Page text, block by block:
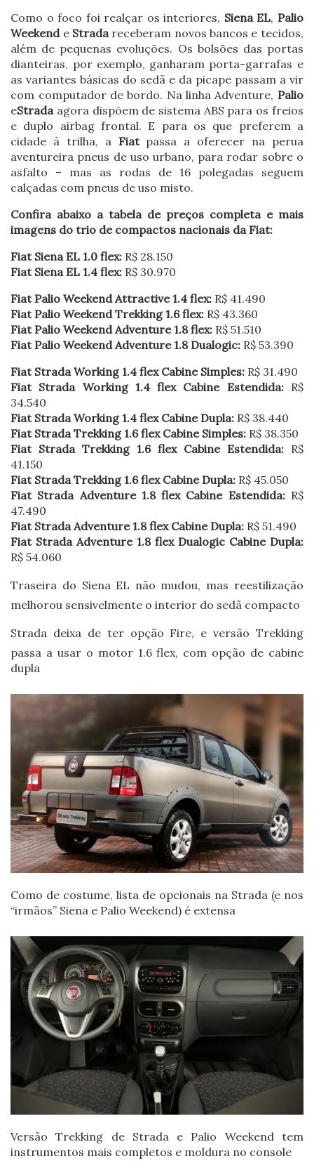
Como o foco foi realçar os interiores, Siena EL, Palio
Weekende Stradareceberam novos bancos e tecidos,
além de pequenas evoluções. Os bolsões das portas
dianteiras, por exemplo, ganharam porta-garrafas e
as variantes básicas do sedã e da picape passam a vir
com computador de bordo. Na linha Adventure, Palio
eStradaagora dispõem de sistema ABS para os freios
e duplo airbag frontal. E para os que preferem a
cidade à trilha, a Fiatpassa a oferecer na perua
aventureira pneus de uso urbano, para rodar sobre o
asfalto – mas as rodas de 16 polegadas seguem
calçadas com pneus de uso misto.
Confira abaixo a tabela de preços completa e mais
imagens do trio de compactos nacionais da Fiat:
Fiat Siena EL 1.0 flex: R$ 28.150
Fiat Siena EL 1.4 flex: R$ 30.970
Fiat Palio Weekend Attractive 1.4 flex: R$ 41.490
Fiat Palio Weekend Trekking 1.6 flex: R$ 43.360
Fiat Palio Weekend Adventure 1.8 flex: R$ 51.510
Fiat Palio Weekend Adventure 1.8 Dualogic: R$ 53.390
Fiat Strada Working 1.4 flex Cabine Simples: R$ 31.490
Fiat Strada Working 1.4 flex Cabine Estendida:R$
34.540
Fiat Strada Working 1.4 flex Cabine Dupla: R$ 38.440
Fiat Strada Trekking 1.6 flex Cabine Simples: R$ 38.350
Fiat Strada Trekking 1.6 flex Cabine Estendida:R$
41.150
Fiat Strada Trekking 1.6 flex Cabine Dupla: R$ 45.050
Fiat Strada Adventure 1.8 flex Cabine Estendida:R$
47.490
Fiat Strada Adventure 1.8 flex Cabine Dupla: R$ 51.490
Fiat Strada Adventure 1.8 flex Dualogic Cabine Dupla:
R$ 54.060
Traseira do Siena EL não mudou, mas reestilização
melhorou sensivelmente o interior do sedã compacto
Strada deixa de ter opção Fire, e versão Trekking
passa a usar o motor 1.6 flex, com opção de cabine
dupla
Como de costume, lista de opcionais na Strada (e nos
“irmãos” Siena e Palio Weekend) é extensa
Versão Trekking de Strada e Palio Weekend tem
instrumentos mais completos e moldura no console